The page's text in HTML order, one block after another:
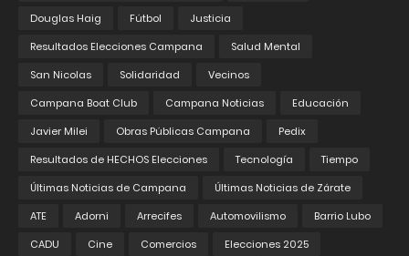
Douglas Haig
Fútbol
Justicia
Resultados Elecciones Campana
Salud Mental
San Nicolas
Solidaridad
Vecinos
Campana Boat Club
Campana Noticias
Educación
Javier Milei
Obras Públicas Campana
Pedix
Resultados de HECHOS Elecciones
Tecnología
Tiempo
Últimas Noticias de Campana
Últimas Noticias de Zárate
ATE
Adorni Arrecifes Automovilismo
Barrio Lubo
CADU
Cine Comercios
Elecciones 2025